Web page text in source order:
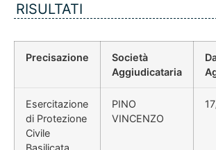
RISULTATI
Precisazione
Società
Aggiudicataria
Esercitazione
di Protezione
Civile
PINO
VINCENZO